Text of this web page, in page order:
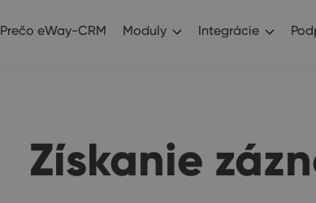
Prečo eWay-CRM Moduly Integrácie
Získanie